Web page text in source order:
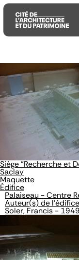
Aller
contenu
principal
Aller
principal
Aller
recherche
Siège "Recherche et
Saclay
Maquette
Édifice
Palaiseau - Centre
Auteur(s) de l'édifice
Soler, Francis -